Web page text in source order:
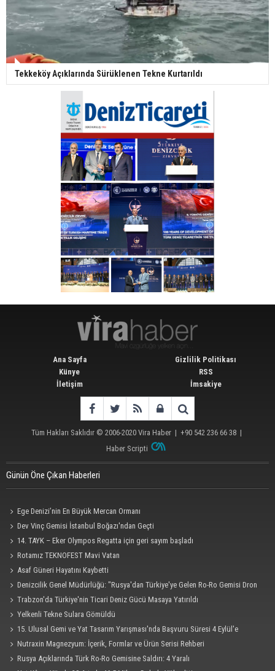
Tekkeköy Açıklarında Sürüklenen Tekne Kurtarıldı
Ana Sayfa
Künye
İletişim
Gizlilik Politikası
RSS
İmsakiye
Tüm Hakları Saklıdır © 2006-2020 Vira Haber | +90 542 236 66 38 |
Haber Scripti
Günün Öne Çıkan Haberleri
Ege Denizi’nin En Büyük Mercan Ormanı
Dev Vinç Gemisi İstanbul Boğazı'ndan Geçti
14. TAYK – Eker Olympos Regatta için geri sayım başladı
Rotamız TEKNOFEST Mavi Vatan
Asaf Güneri Hayatını Kaybetti
Denizcilik Genel Müdürlüğü: "Rusya'dan Türkiye'ye Gelen Ro-Ro Gemisi Dron
Saldırısına Uğradı"
Trabzon'da Türkiye'nin Ticari Deniz Gücü Masaya Yatırıldı
Yelkenli Tekne Sulara Gömüldü
15. Ulusal Gemi ve Yat Tasarım Yarışması'nda Başvuru Süresi 4 Eylül'e
Uzatıldı
Nutraxin Magnezyum: İçerik, Formlar ve Ürün Serisi Rehberi
Rusya Açıklarında Türk Ro-Ro Gemisine Saldırı: 4 Yaralı